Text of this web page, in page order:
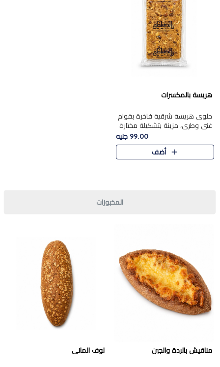
هريسة بالمكسرات
حلوى هريسة شرقية فاخرة بقوام
غني وطري، مزينة بتشكيلة مختارة
من المكسرات الفاخرة التي تضيف
قرمشة مميزة ونكهة غنية في كل
قطعة. تجمع بين المذاق..
99.00 جنيه
أضف
المخبوزات
مناقيش بالردة والجبن لوف المانى